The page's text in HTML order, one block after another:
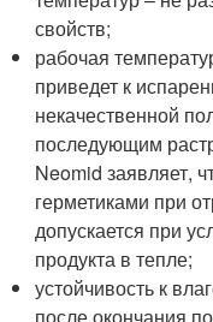
свойств;
рабочая
приведет к
некачественной
последующим
Neomid заявляет,
герметиками при
допускается при
продукта в тепле;
устойчивость к
после окончания